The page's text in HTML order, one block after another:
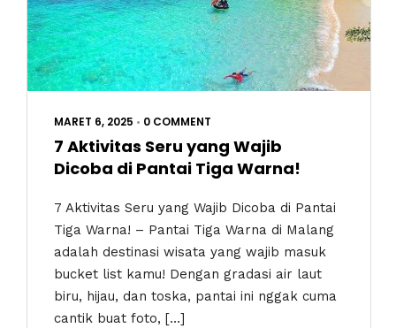
MARET 6, 2025 • 0 COMMENT
7 Aktivitas Seru yang Wajib
Dicoba di Pantai Tiga Warna!
7 Aktivitas Seru yang Wajib Dicoba di Pantai
Tiga Warna! – Pantai Tiga Warna di Malang
adalah destinasi wisata yang wajib masuk
bucket list kamu! Dengan gradasi air laut
biru, hijau, dan toska, pantai ini nggak cuma
cantik buat foto, […]